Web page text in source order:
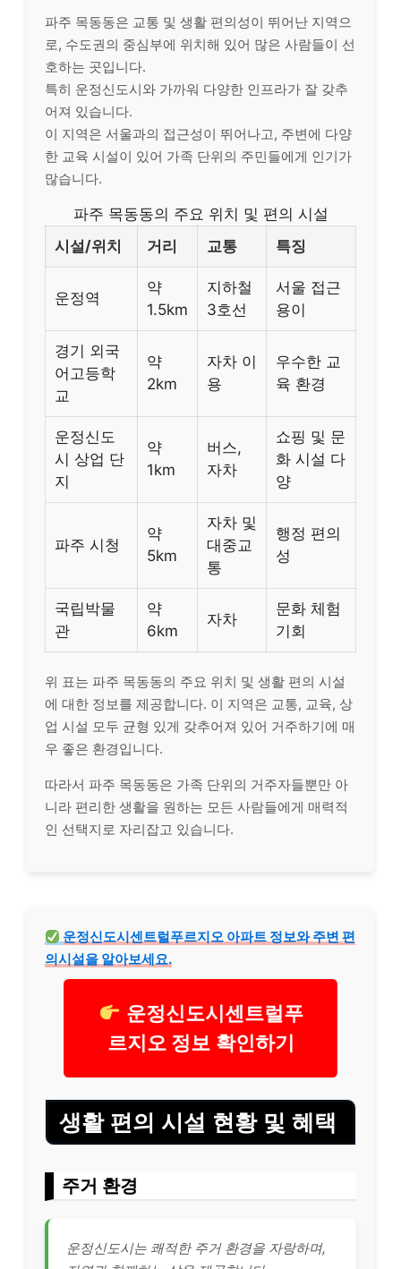
파주 목동동은 교통 및 생활 편의성이 뛰어난 지역으
로, 수도권의 중심부에 위치해 있어 많은 사람들이 선
호하는 곳입니다.
특히 운정신도시와 가까워 다양한 인프라가 잘 갖추
어져 있습니다.
이 지역은 서울과의 접근성이 뛰어나고, 주변에 다양
한 교육 시설이 있어 가족 단위의 주민들에게 인기가
많습니다.
파주 목동동의 주요 위치 및 편의 시설
시설/위치
거리 교통 특징
운정역
약
1.5km
지하철
3호선
서울 접근
용이
경기 외국
어고등학
교
약
2km
자차 이
용
우수한 교
육 환경
운정신도
시 상업 단
지
약
1km
버스,
자차
쇼핑 및 문
화 시설 다
양
파주 시청
약
5km
자차 및
대중교
통
행정 편의
성
국립박물
관
약
6km
자차
문화 체험
기회
위 표는 파주 목동동의 주요 위치 및 생활 편의 시설
에 대한 정보를 제공합니다. 이 지역은 교통, 교육, 상
업 시설 모두 균형 있게 갖추어져 있어 거주하기에 매
우 좋은 환경입니다.
따라서 파주 목동동은 가족 단위의 거주자들뿐만 아
니라 편리한 생활을 원하는 모든 사람들에게 매력적
인 선택지로 자리잡고 있습니다.
운정신도시센트럴푸르지오 아파트 정보와 주변 편
의시설을 알아보세요.
운정신도시센트럴푸
르지오 정보 확인하기
생활 편의 시설 현황 및 혜택
주거 환경
운정신도시는 쾌적한 주거 환경을 자랑하며,